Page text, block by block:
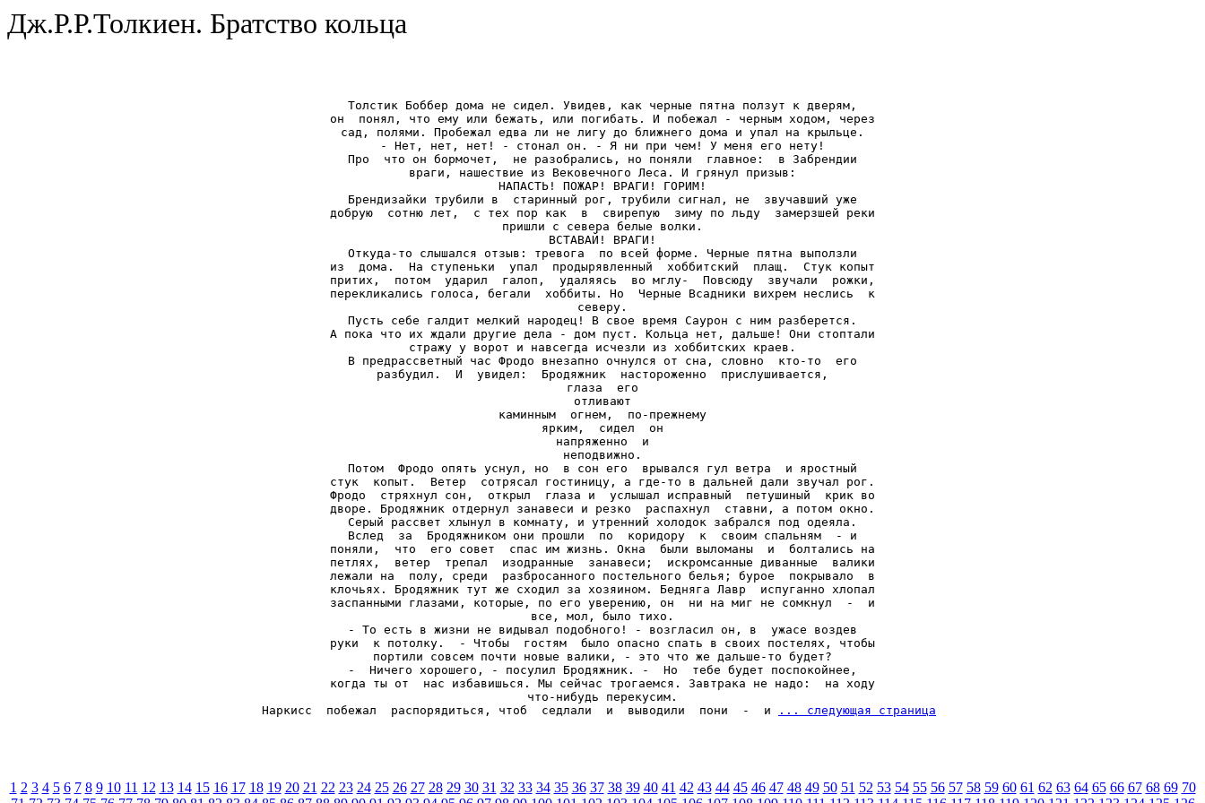
Дж.Р.Р.Толкиен. Братство кольца
Толстик Боббер дома не сидел. Увидев, как черные пятна ползут к дверям,
он  понял, что ему или бежать, или погибать. И побежал - черным ходом, через
сад, полями. Пробежал едва ли не лигу до ближнего дома и упал на крыльце.
- Нет, нет, нет! - стонал он. - Я ни при чем! У меня его нету!
Про  что он бормочет,  не разобрались, но поняли  главное:  в Забрендии
враги, нашествие из Вековечного Леса. И грянул призыв:
НАПАСТЬ! ПОЖАР! ВРАГИ! ГОРИМ!
Брендизайки трубили в  старинный рог, трубили сигнал, не  звучавший уже
добрую  сотню лет,  с тех пор как  в  свирепую  зиму по льду  замерзшей реки
пришли с севера белые волки.
ВСТАВАЙ! ВРАГИ!
Откуда-то слышался отзыв: тревога  по всей форме. Черные пятна выползли
из  дома.  На ступеньки  упал  продырявленный  хоббитский  плащ.  Стук копыт
притих,  потом  ударил  галоп,  удаляясь  во мглу-  Повсюду  звучали  рожки,
перекликались голоса, бегали  хоббиты. Но  Черные Всадники вихрем неслись  к
северу.
Пусть себе галдит мелкий народец! В свое время Саурон с ним разберется.
А пока что их ждали другие дела - дом пуст. Кольца нет, дальше! Они стоптали
стражу у ворот и навсегда исчезли из хоббитских краев.
В предрассветный час Фродо внезапно очнулся от сна, словно  кто-то  его
разбудил.  И  увидел:  Бродяжник  настороженно  прислушивается,
глаза  его
отливают
каминным  огнем,  по-прежнему
ярким,  сидел  он
напряженно  и
неподвижно.
Потом  Фродо опять уснул, но  в сон его  врывался гул ветра  и яростный
стук  копыт.  Ветер  сотрясал гостиницу, а где-то в дальней дали звучал рог.
Фродо  стряхнул сон,  открыл  глаза и  услышал исправный  петушиный  крик во
дворе. Бродяжник отдернул занавеси и резко  распахнул  ставни, а потом окно.
Серый рассвет хлынул в комнату, и утренний холодок забрался под одеяла.
Вслед  за  Бродяжником они прошли  по  коридору  к  своим спальням  - и
поняли,  что  его совет  спас им жизнь. Окна  были выломаны  и  болтались на
петлях,  ветер  трепал  изодранные  занавеси;  искромсанные диванные  валики
лежали на  полу, среди  разбросанного постельного белья; бурое  покрывало  в
клочьях. Бродяжник тут же сходил за хозяином. Бедняга Лавр  испуганно хлопал
заспанными глазами, которые, по его уверению, он  ни на миг не сомкнул  -  и
все, мол, было тихо.
- То есть в жизни не видывал подобного! - возгласил он, в  ужасе воздев
руки  к потолку.  - Чтобы  гостям  было опасно спать в своих постелях, чтобы
портили совсем почти новые валики, - это что же дальше-то будет?
-  Ничего хорошего, - посулил Бродяжник. -  Но  тебе будет поспокойнее,
когда ты от  нас избавишься. Мы сейчас трогаемся. Завтрака не надо:  на ходу
что-нибудь перекусим.
Наркисс  побежал  распорядиться, чтоб  седлали  и  выводили  пони  -  и
... следующая страница
1 2 3 4 5 6 7 8 9 10 11 12 13 14 15 16 17 18 19 20 21 22 23 24 25 26 27 28 29 30 31 32 33 34 35 36 37 38 39 40 41 42 43 44 45 46 47 48 49 50 51 52 53 54 55 56 57 58 59 60 61 62 63 64 65 66 67 68 69 70